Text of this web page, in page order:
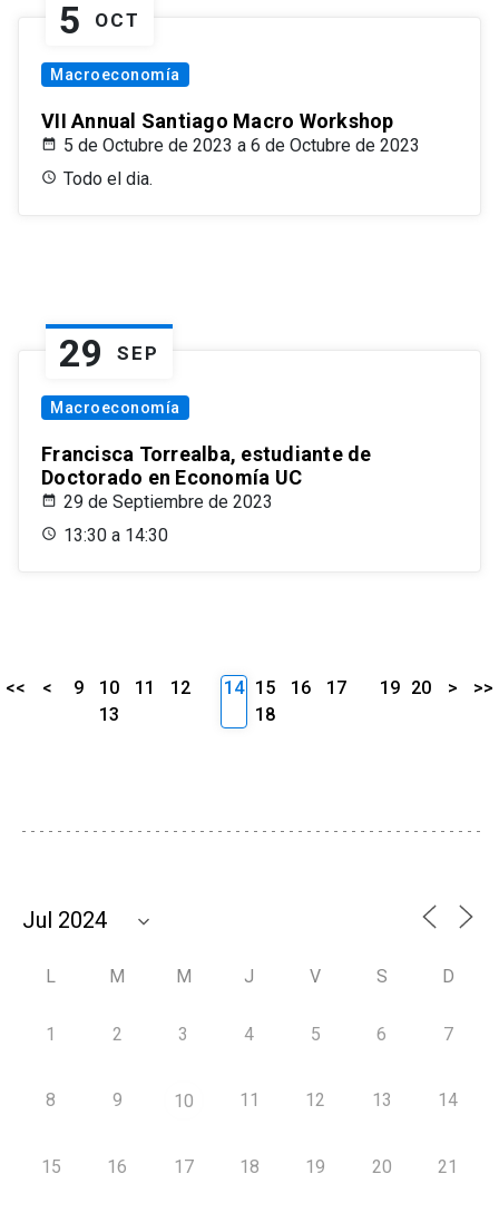
5 OCT
Macroeconomía
VII Annual Santiago Macro Workshop
5 de Octubre de 2023 a 6 de Octubre de 2023
Todo el dia.
29 SEP
Macroeconomía
Francisca Torrealba, estudiante de
Doctorado en Economía UC
29 de Septiembre de 2023
13:30 a 14:30
<< < 9 10 11
12
13
14 15 16
17
18
19 20 > >>
L M M J V S D
1 2 3 4 5 6 7
8 9 10 11 12 13 14
15 16 17 18 19 20 21